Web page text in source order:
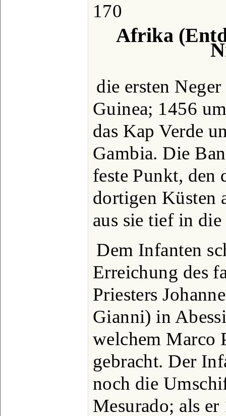
170
Afrika
die ersten
Guinea; 1456
das Kap Verde
Gambia. Die
feste Punkt, den
dortigen Küsten
aus sie tief in
Dem Infanten
Erreichung des
Priesters
Gianni) in
welchem Marco
gebracht. Der
noch die
Mesurado; als